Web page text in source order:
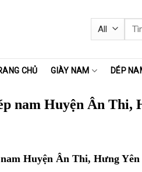
Tìm
CHỦ GIÀY NAM DÉP
nam Huyện Ân Thi,
Huyện Ân Thi, Hưng Yên